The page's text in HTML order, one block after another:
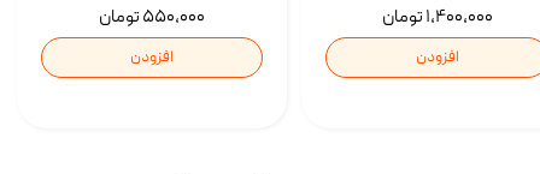
۵۵۰,۰۰۰ تومان
افزودن
۱,۴۰۰,۰۰۰ تومان
افزودن